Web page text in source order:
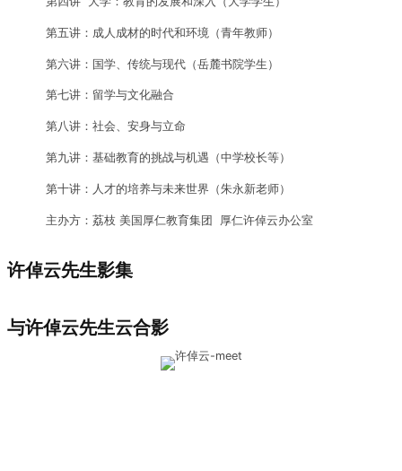
第五讲：成人成材的时代和环境（青年教师）
第六讲：国学、传统与现代（岳麓书院学生）
第七讲：留学与文化融合
第八讲：社会、安身与立命
第九讲：基础教育的挑战与机遇（中学校长等）
第十讲：人才的培养与未来世界（朱永新老师）
主办方：荔枝 美国厚仁教育集团 厚仁许倬云办公室
许倬云先生影集
与许倬云先生云合影